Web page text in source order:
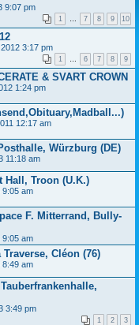
9:07 pm
1 … 7 8 9 10
3:17 pm
1 … 6 7 8 9
& SVART CROWN
1:24 pm
12:17 am
Würzburg (DE)
11:18 am
Hall, Troon (U.K.)
9:05 am
F. Mitterrand, Bully-
9:05 am
Cléon (76)
8:49 am
3:49 pm
1 2 3